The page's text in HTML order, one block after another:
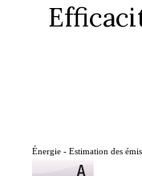
Énergie - Estimation des